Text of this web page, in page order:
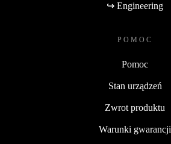
↪ Engineering
POMOC
Pomoc
Stan urządzeń
Zwrot produktu
Warunki gwarancji